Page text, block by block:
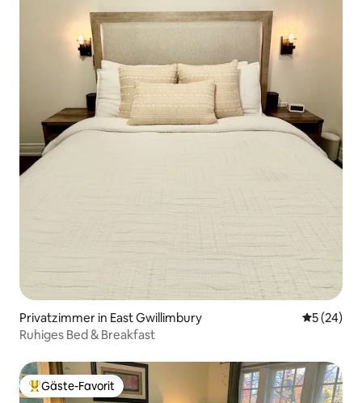
Privatzimmer in East Gwillimbury
5 (24)
Ruhiges Bed & Breakfast
Beliebter Gäste-Favorit.
Gäste-Favorit